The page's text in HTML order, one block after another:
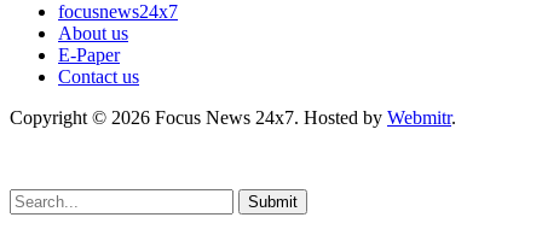
focusnews24x7
About us
E-Paper
Contact us
Copyright © 2026 Focus News 24x7. Hosted by Webmitr.
Submit